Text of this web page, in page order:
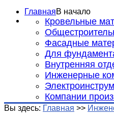
ГлавнаяВ начало
Кровельные
Фасадные
Для
Внутренняя
Инженерные
Компании
Вы здесь: Главная >>